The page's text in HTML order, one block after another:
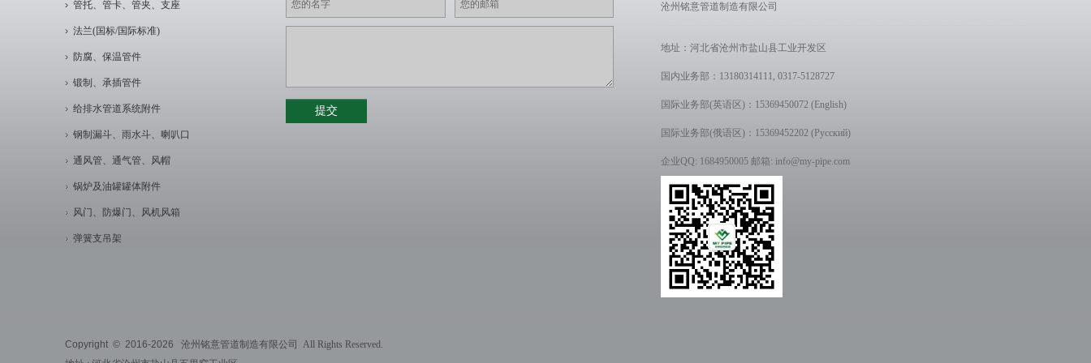
管托、管卡、管夹、支座
法兰(国标/国际标准)
防腐、保温管件
锻制、承插管件
给排水管道系统附件
钢制漏斗、雨水斗、喇叭口
通风管、通气管、风帽
锅炉及油罐罐体附件
风门、防爆门、风机风箱
弹簧支吊架
沧州铭意管道制造有限公司
地址：河北省沧州市盐山县工业开发区
国内业务部：13180314111, 0317-5128727
国际业务部(英语区)：15369450072 (English)
国际业务部(俄语区)：15369452202 (Русский)
企业QQ: 1684950005 邮箱: info@my-pipe.com
Copyright © 2016-2026
沧州铭意管道制造有限公司 All Rights Reserved.